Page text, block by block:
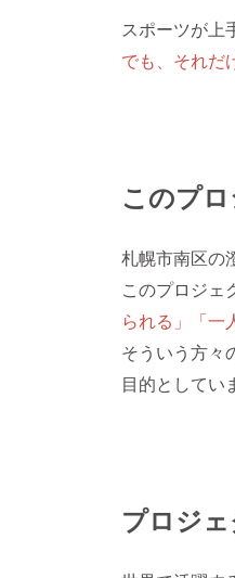
スポーツが上
でも、それだ
このプ
札幌市南区の
このプロジェ
られる」「一
そういう方々
目的としてい
プロジ